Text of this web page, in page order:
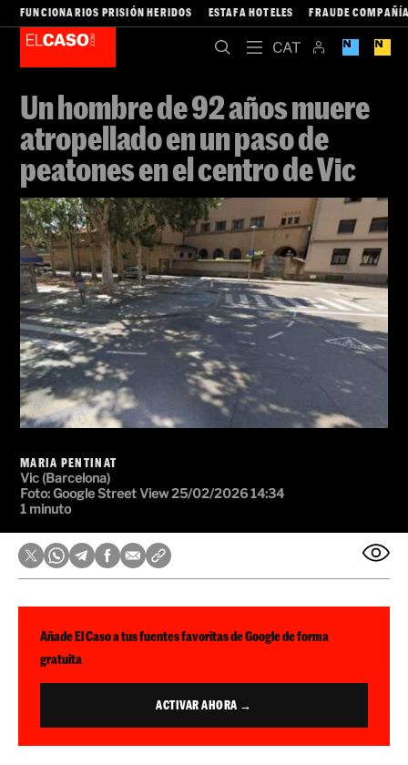
FUNCIONARIOS PRISIÓN HERIDOS ESTAFA HOTELES FRAUDE
Un hombre de 92 años muere
atropellado en un paso de
peatones en el centro de Vic
MARIA PENTINAT
Vic (Barcelona)
Foto: Google Street View25/02/2026 14:34
1 minuto
Añade El Caso a tus fuentes favoritas de Google de forma
gratuita
ACTIVAR AHORA →